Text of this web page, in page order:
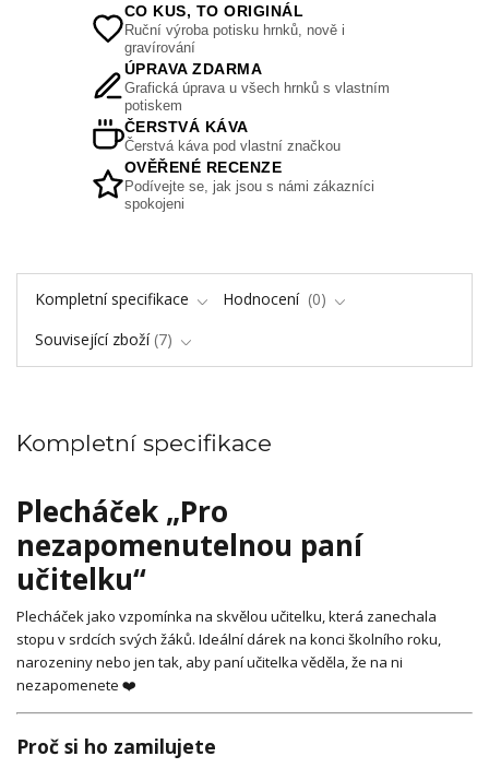
CO KUS, TO ORIGINÁL
Ruční výroba potisku hrnků, nově i
gravírování
ÚPRAVA ZDARMA
Grafická úprava u všech hrnků s vlastním
potiskem
ČERSTVÁ KÁVA
Čerstvá káva pod vlastní značkou
OVĚŘENÉ RECENZE
Podívejte se, jak jsou s námi zákazníci
spokojeni
Kompletní specifikace Hodnocení
0
Související zboží 7
Kompletní specifikace
Plecháček „Pro
nezapomenutelnou paní
učitelku“
Plecháček jako vzpomínka na skvělou učitelku, která zanechala
stopu v srdcích svých žáků. Ideální dárek na konci školního roku,
narozeniny nebo jen tak, aby paní učitelka věděla, že na ni
nezapomenete ❤️
Proč si ho zamilujete